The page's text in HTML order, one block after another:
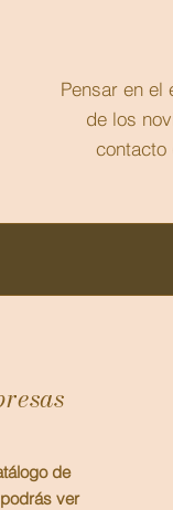
Pensar en
de los
contacto
de
ver